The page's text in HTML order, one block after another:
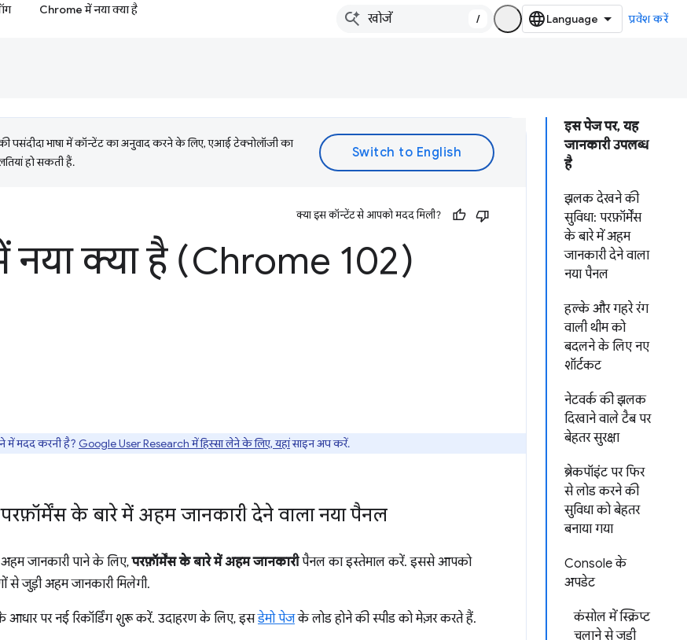
Chrome में नया क्या है
/ प्रवेश करें
इस पेज पर, यह
जानकारी उपलब्ध
है
झलक देखने की
सुविधा: परफ़ॉर्मेंस
के बारे में अहम
जानकारी देने वाला
नया पैनल
हल्के और गहरे रंग
वाली थीम को
बदलने के लिए नए
शॉर्टकट
नेटवर्क की झलक
दिखाने वाले टैब पर
बेहतर सुरक्षा
ब्रेकपॉइंट पर फिर
से लोड करने की
सुविधा को बेहतर
बनाया गया
Console के
अपडेट
कंसोल में स्क्रिप्ट
चलाने से जुड़ी
पसंदीदा भाषा में कॉन्टेंट का अनुवाद करने के लिए, एआई टेक्नोलॉजी का
हो सकती हैं.
क्या इस कॉन्टेंट से आपको मदद मिली?
नया क्या है (Chrome 102)
में मदद करनी है? Google User Research में हिस्सा लेने के लिए, यहांसाइन अप करें.
के बारे में अहम जानकारी देने वाला नया पैनल
जानकारी पाने के लिए,परफ़ॉर्मेंस के बारे में अहम जानकारीपैनल का इस्तेमाल करें. इससे आपको
से जुड़ी अहम जानकारी मिलेगी.
पर नई रिकॉर्डिंग शुरू करें. उदाहरण के लिए, इसडेमो पेजके लोड होने की स्पीड को मेज़र करते हैं.